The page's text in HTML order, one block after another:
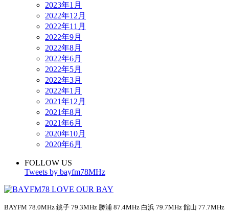
2023年1月
2022年12月
2022年11月
2022年9月
2022年8月
2022年6月
2022年5月
2022年3月
2022年1月
2021年12月
2021年8月
2021年6月
2020年10月
2020年6月
FOLLOW US
Tweets by bayfm78MHz
BAYFM 78.0MHz 銚子 79.3MHz 勝浦 87.4MHz 白浜 79.7MHz 館山 77.7MHz